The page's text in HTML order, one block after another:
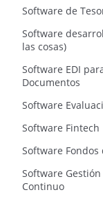
Software de
Software
las cosas)
Software EDI
Documentos
Software
Software
Software Fondos
Software
Continuo